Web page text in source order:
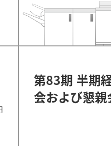
第83期 半期
会および懇親